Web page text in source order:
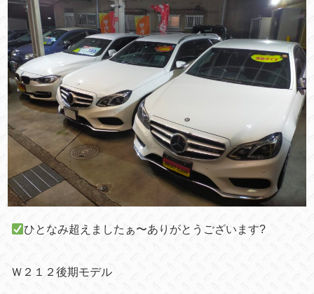
ひとなみ超えましたぁ〜ありがとうございます?
Ｗ２１２後期モデル